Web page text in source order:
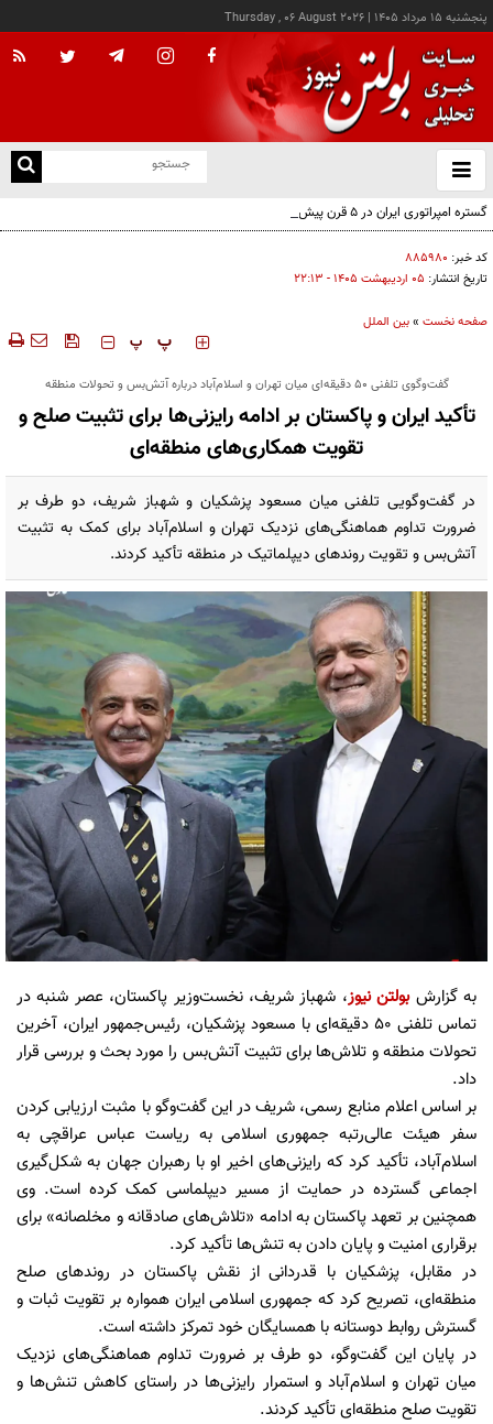
پنجشنبه ۱۵ مرداد ۱۴۰۵ |
Thursday , 06 August 2026
باز
و
گستره امپراتوری ایران در ۵ قرن پیش از میلاد؛ تصویری از ایران ۲۵ قرن پیش
کد خبر: ۸۸۵۹۸۰
تاریخ انتشار: ۰۵ ارديبهشت ۱۴۰۵ - ۲۲:۱۳
صفحه نخست »بین الملل
‍‍‍ پ پ
گفت‌وگوی تلفنی ۵۰ دقیقه‌ای میان تهران و اسلام‌آباد درباره آتش‌بس و تحولات منطقه
تأکید ایران و پاکستان بر ادامه رایزنی‌ها برای تثبیت صلح و
تقویت همکاری‌های منطقه‌ای
در گفت‌وگویی تلفنی میان مسعود پزشکیان و شهباز شریف، دو طرف بر
ضرورت تداوم هماهنگی‌های نزدیک تهران و اسلام‌آباد برای کمک به تثبیت
آتش‌بس و تقویت روندهای دیپلماتیک در منطقه تأکید کردند.
به گزارشبولتن نیوز، شهباز شریف، نخست‌وزیر پاکستان، عصر شنبه در
تماس تلفنی ۵۰ دقیقه‌ای با مسعود پزشکیان، رئیس‌جمهور ایران، آخرین
تحولات منطقه و تلاش‌ها برای تثبیت آتش‌بس را مورد بحث و بررسی قرار
داد.
بر اساس اعلام منابع رسمی، شریف در این گفت‌وگو با مثبت ارزیابی کردن
سفر هیئت عالی‌رتبه جمهوری اسلامی به ریاست عباس عراقچی به
اسلام‌آباد، تأکید کرد که رایزنی‌های اخیر او با رهبران جهان به شکل‌گیری
اجماعی گسترده در حمایت از مسیر دیپلماسی کمک کرده است. وی
همچنین بر تعهد پاکستان به ادامه «تلاش‌های صادقانه و مخلصانه» برای
برقراری امنیت و پایان دادن به تنش‌ها تأکید کرد.
در مقابل، پزشکیان با قدردانی از نقش پاکستان در روندهای صلح
منطقه‌ای، تصریح کرد که جمهوری اسلامی ایران همواره بر تقویت ثبات و
گسترش روابط دوستانه با همسایگان خود تمرکز داشته است.
در پایان این گفت‌وگو، دو طرف بر ضرورت تداوم هماهنگی‌های نزدیک
میان تهران و اسلام‌آباد و استمرار رایزنی‌ها در راستای کاهش تنش‌ها و
تقویت صلح منطقه‌ای تأکید کردند.